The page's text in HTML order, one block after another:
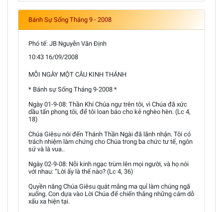
Bánh Sự Sống Tháng 9 - 2008
Phó tế: JB Nguyễn Văn Định
10:43 16/09/2008
MỖI NGÀY MỘT CÂU KINH THÁNH
* Bánh sự Sống Tháng 9-2008 *
Ngày 01-9-08: Thần Khí Chúa ngự trên tôi, vì Chúa đã xức
dầu tấn phong tôi, để tôi loan báo cho kẻ nghèo hèn. (Lc 4,
18)
Chúa Giêsu nói đến Thánh Thần Ngài đã lãnh nhận. Tôi có
trách nhiệm làm chứng cho Chúa trong ba chức tư tế, ngôn
sứ và là vua..
Ngày 02-9-08: Nỗi kinh ngạc trùm lên mọi người, và họ nói
với nhau: “Lời ấy là thế nào? (Lc 4, 36)
Quyền năng Chúa Giêsu quát mắng ma quỉ làm chúng ngã
xuống. Con dựa vào Lời Chúa để chiến thắng những cám dỗ
xấu xa hiện tại.